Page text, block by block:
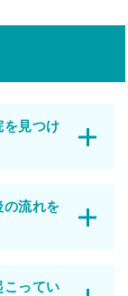
を見つけ
の流れを
こってい